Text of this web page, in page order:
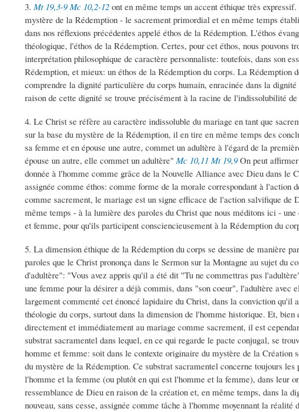
3. Mt 19,3-9 Mc 10,2-12 ont en même temps un accent éthique très
mystère de la Rédemption - le sacrement primordial et en même temps
dans nos réflexions précédentes appelé éthos de la Rédemption. L'éthos
théologique, l'éthos de la Rédemption. Certes, pour cet éthos, nous pouvons
interprétation philosophique de caractère personnaliste: toutefois, dans son
Rédemption, et mieux: un éthos de la Rédemption du corps. La Rédemption
comprendre la dignité particulière du corps humain, enracinée dans la
raison de cette dignité se trouve précisément à la racine de l'indissolubilité
4. Le Christ se réfère au caractère indissoluble du mariage en tant que
sur la base du mystère de la Rédemption, il en tire en même temps des
sa femme et en épouse une autre, commet un adultère à l'égard de la
épouse un autre, elle commet un adultère" Mc 10,11 Mt 19,9On peut affirmer
donnée à l'homme comme grâce de la Nouvelle Alliance avec Dieu dans le
assignée comme éthos: comme forme de la morale correspondant à l'action
comme sacrement, le mariage est un signe efficace de l'action salvifique de
même temps - à la lumière des paroles du Christ que nous méditons ici -
et femme, pour qu'ils participent consciencieusement à la Rédemption du
5. La dimension éthique de la Rédemption du corps se dessine de manière
paroles que le Christ prononça dans le Sermon sur la Montagne au sujet du
d'adultère": "Vous avez appris qu'il a été dit "Tu ne commettras pas
une femme pour la désirer a déjà commis, dans "son coeur", l'adultère avec
largement commenté cet énoncé lapidaire du Christ, dans la conviction qu'il
théologie du corps, surtout dans la dimension de l'homme historique. Et, bien
directement et immédiatement au mariage comme sacrement, il est
substrat sacramentel dans lequel, en ce qui regarde le pacte conjugal, se
homme et femme: soit dans le contexte originaire du mystère de la Création
du mystère de la Rédemption. Ce substrat sacramentel concerne toujours
l'homme et la femme (ou plutôt en qui est l'homme et la femme), dans leur
ressemblance de Dieu en raison de la création et, en même temps, dans la
nouveau, sans cesse, assignée comme tâche à l'homme moyennant la réalité